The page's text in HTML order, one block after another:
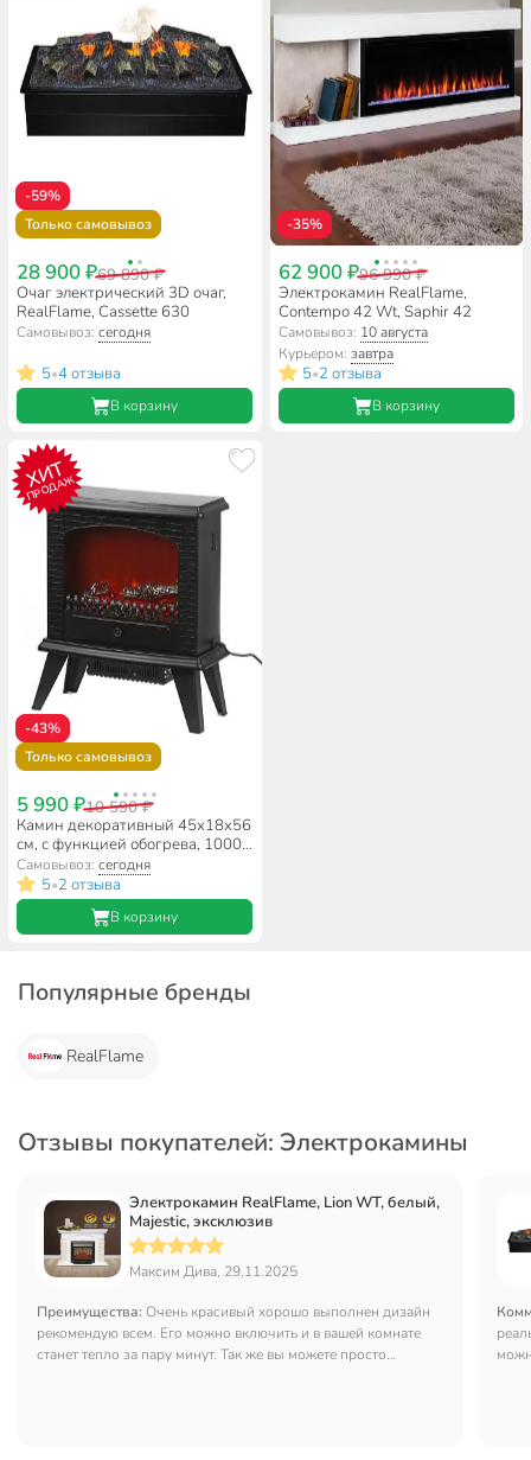
-59%
Только самовывоз
28 900 ₽69 890 ₽
Очаг электрический 3D очаг,
RealFlame, Cassette 630
Самовывоз:сегодня
5•4 отзыва
В корзину
-35%
62 900 ₽96 990 ₽
Электрокамин RealFlame,
Contempo 42 Wt, Saphir 42
Самовывоз: 10 августа
Курьером: завтра
5•2 отзыва
В корзину
ХИТ
ПРОДАЖ
-43%
Только самовывоз
5 990 ₽10 590 ₽
Камин декоративный 45х18х56
см, с функцией обогрева, 1000
Вт, M120027
Самовывоз:сегодня
5•2 отзыва
В корзину
Популярные бренды
RealFlame
Отзывы покупателей: Электрокамины
Электрокамин RealFlame, Lion WT, белый,
Majestic, эксклюзив
Максим Дива, 29.11.2025
Преимущества: Очень красивый хорошо выполнен дизайн
рекомендую всем. Его можно включить и в вашей комнате
станет тепло за пару минут. Так же вы можете просто